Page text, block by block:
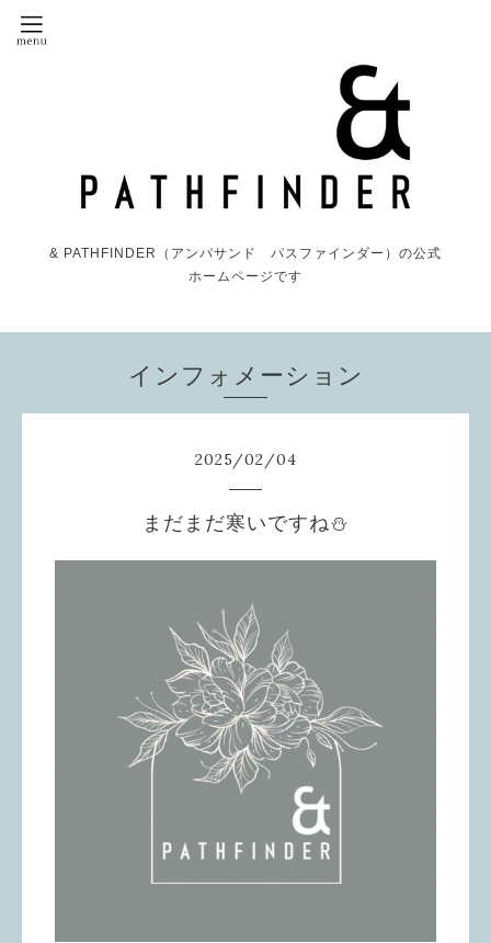
& PATHFINDER（アンパサンド パスファインダー）の公式
ホームページです
インフォメーション
2025/02/04
まだまだ寒いですね⛄️